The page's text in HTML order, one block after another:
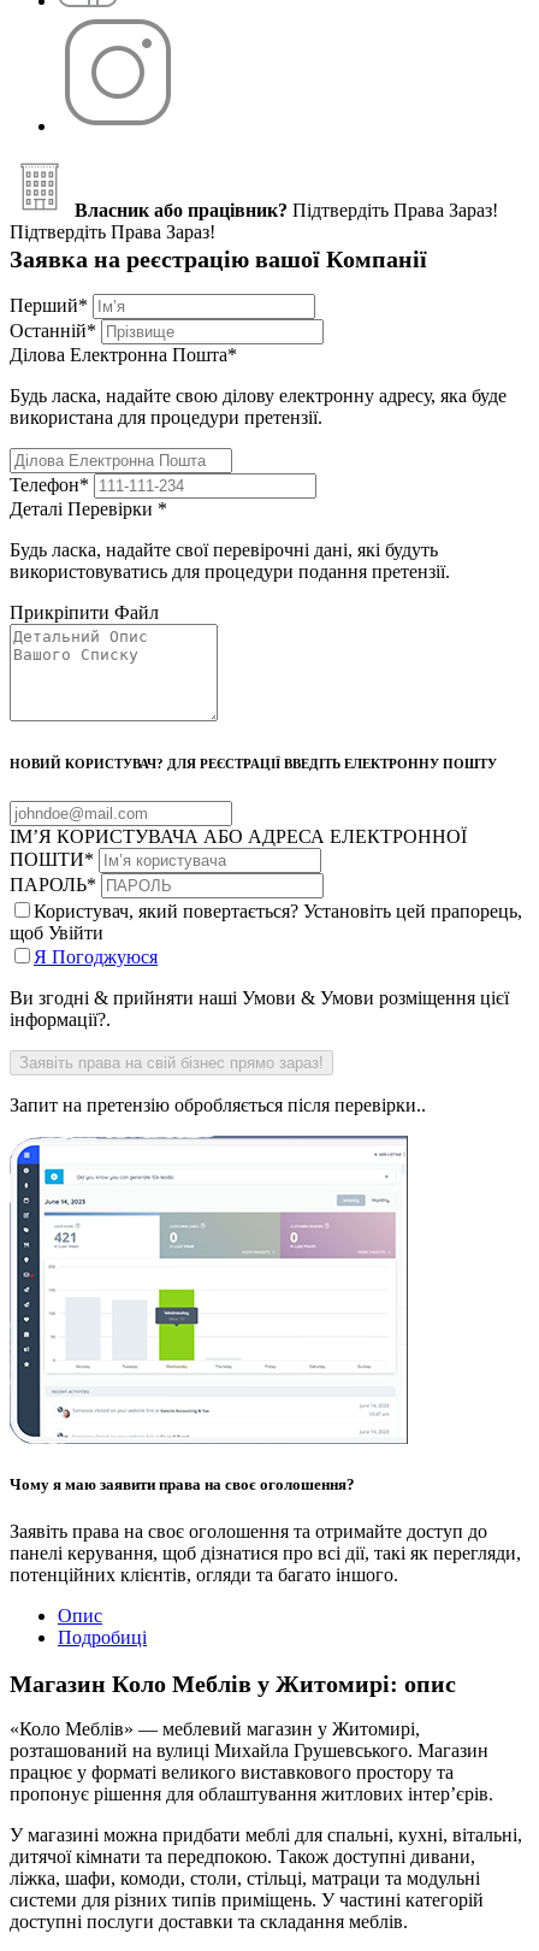
Власник або працівник? Підтвердіть Права Зараз!
Підтвердіть Права Зараз!
Заявка на реєстрацію вашої Компанії
Перший*
Останній*
Ділова Електронна Пошта*
Будь ласка, надайте свою ділову електронну адресу, яка буде
використана для процедури претензії.
Телефон*
Деталі Перевірки *
Будь ласка, надайте свої перевірочні дані, які будуть
використовуватись для процедури подання претензії.
Прикріпити Файл
НОВИЙ КОРИСТУВАЧ? ДЛЯ РЕЄСТРАЦІЇ ВВЕДІТЬ ЕЛЕКТРОННУ ПОШТУ
ІМ’Я КОРИСТУВАЧА АБО АДРЕСА ЕЛЕКТРОННОЇ
ПОШТИ*
ПАРОЛЬ*
Користувач, який повертається? Установіть цей прапорець,
щоб Увійти
Я Погоджуюся
Ви згодні & прийняти наші Умови & Умови розміщення цієї
інформації?.
Запит на претензію обробляється після перевірки..
Чому я маю заявити права на своє оголошення?
Заявіть права на своє оголошення та отримайте доступ до
панелі керування, щоб дізнатися про всі дії, такі як перегляди,
потенційних клієнтів, огляди та багато іншого.
Опис
Подробиці
Магазин Коло Меблів у Житомирі: опис
«Коло Меблів» — меблевий магазин у Житомирі,
розташований на вулиці Михайла Грушевського. Магазин
працює у форматі великого виставкового простору та
пропонує рішення для облаштування житлових інтер’єрів.
У магазині можна придбати меблі для спальні, кухні, вітальні,
дитячої кімнати та передпокою. Також доступні дивани,
ліжка, шафи, комоди, столи, стільці, матраци та модульні
системи для різних типів приміщень. У частині категорій
доступні послуги доставки та складання меблів.